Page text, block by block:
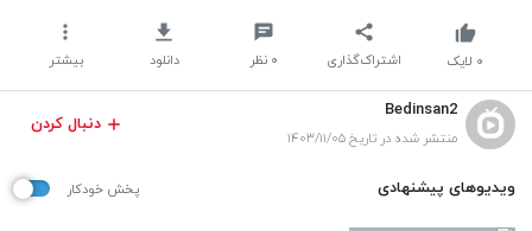
اشتراک‌گذاری ۰ نظر دانلود بیشتر ۰ لایک
Bedinsan2
منتشر شده در تاریخ ۱۴۰۳/۱۱/۰۵
دنبال کردن
ویدیوهای پیشنهادی پخش خودکار